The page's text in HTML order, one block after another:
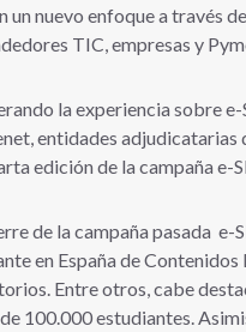
un nuevo enfoque a través
TIC, empresas y
la experiencia sobre
entidades
edición de la campaña e-
de la campaña pasada
en España de
Entre otros, cabe
100.000 estudiantes.